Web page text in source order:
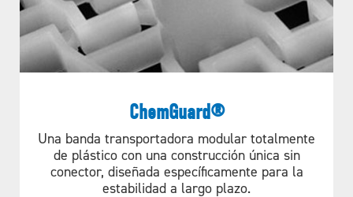
determinar la solución óptima —
especialmente en aplicaciones que
implican productos difíciles de
manipular, como productos
avícolas pegajosos. No existe una
solución única para todos los
ChemGuard®
Una banda transportadora modular totalmente
de plástico con una construcción única sin
conector, diseñada específicamente para la
estabilidad a largo plazo.